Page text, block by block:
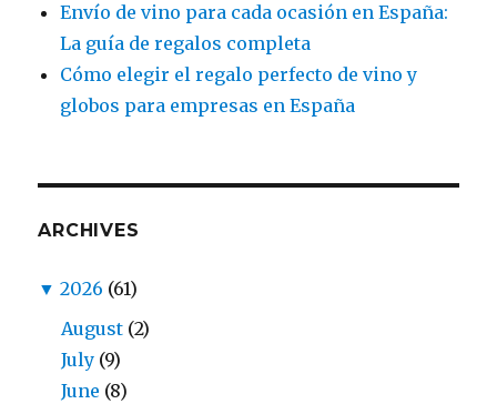
Envío de vino para cada ocasión en España:
La guía de regalos completa
Cómo elegir el regalo perfecto de vino y
globos para empresas en España
ARCHIVES
▼ 2026 (61)
August (2)
July (9)
June (8)